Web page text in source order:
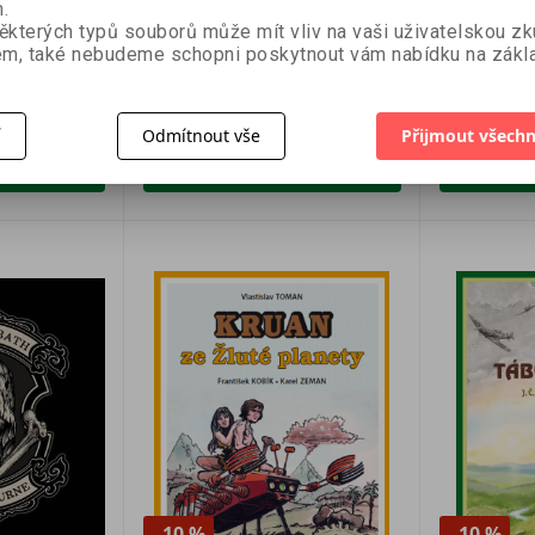
Dave Asprey
422 Kč 469 Kč
Přidat do košíku
- 2. vydání
MUDr.
449 Kč
typů souborů může mít vliv na vaši uživatelskou
také nebudeme schopni poskytnout vám nabídku na
Odmítnout vše Přijmout